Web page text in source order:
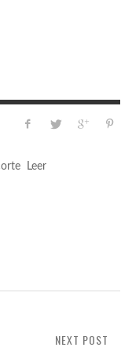
Leer
NEXT POST